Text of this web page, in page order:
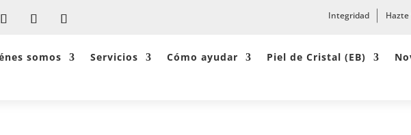
Integridad Hazte
somos Servicios Cómo ayudar Piel de Cristal (EB)